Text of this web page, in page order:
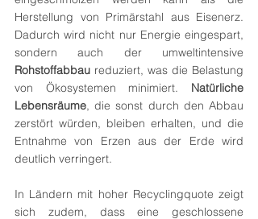
Herstellung von Primärstahl aus Eisenerz.
Dadurch wird nicht nur Energie eingespart,
Rohstoffabbau reduziert, was die Belastung
von Ökosystemen minimiert. Natürliche
Lebensräume, die sonst durch den Abbau
zerstört würden, bleiben erhalten, und die
Entnahme von Erzen aus der Erde wird
deutlich verringert.
In Ländern mit hoher Recyclingquote zeigt